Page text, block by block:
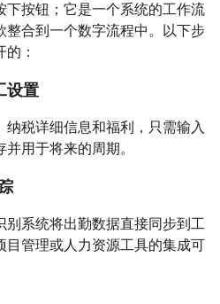
下按钮；它是一个系统的工作流
整合到一个数字流程中。以下步
：
设置
纳税详细信息和福利，只需输入
用于将来的周期。
别系统将出勤数据直接同步到工
目管理或人力资源工具的集成可